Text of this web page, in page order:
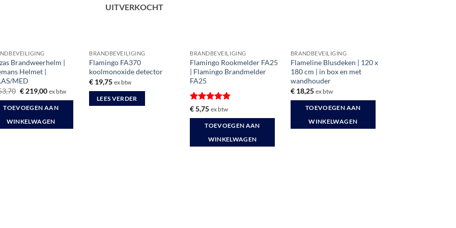
Brandweerhelm |
Helmet |
MED
Oorspronkelijke
was:
€ 253,70.
€219,00Huidige
is:
€ 219,00.
ex btw
TOEVOEGEN AAN
WINKELWAGEN
UITVERKOCHT
BRANDBEVEILIGING
Flamingo FA370
koolmonoxide detector
€ 19,75 ex btw
LEES VERDER
BRANDBEVEILIGING
Flamingo Rookmelder FA25
| Flamingo Brandmelder
FA25
Gewaardeerd
€5,75 ex btw
TOEVOEGEN AAN
WINKELWAGEN
BRANDBEVEILIGING
Flameline Blusdeken | 120 x
180 cm | in box en met
wandhouder
€18,25 ex btw
TOEVOEGEN AAN
WINKELWAGEN